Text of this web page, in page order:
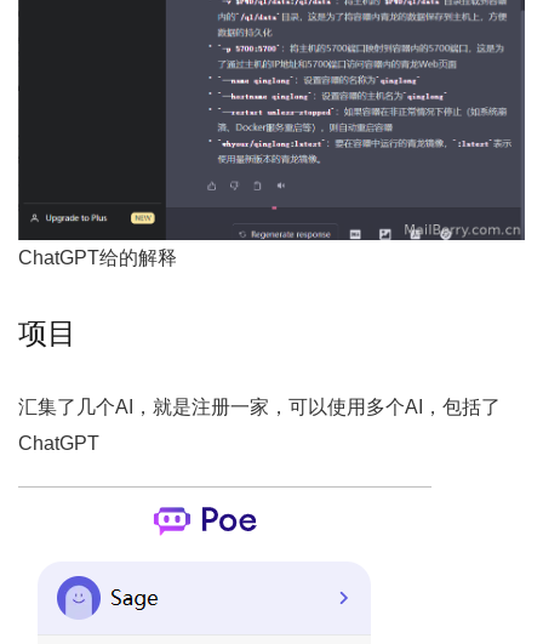
ChatGPT给的解释
项目
汇集了几个AI，就是注册一家，可以使用多个AI，包括了
ChatGPT